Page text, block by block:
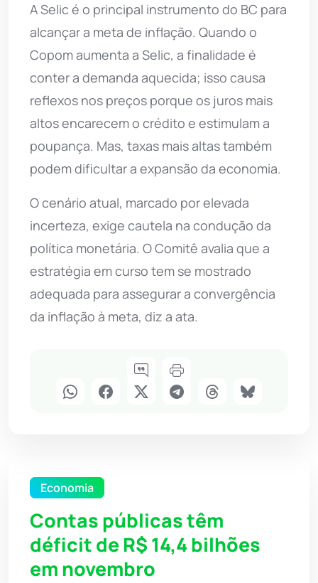
A Selic é o principal instrumento do BC para
alcançar a meta de inflação. Quando o
Copom aumenta a Selic, a finalidade é
conter a demanda aquecida; isso causa
reflexos nos preços porque os juros mais
altos encarecem o crédito e estimulam a
poupança. Mas, taxas mais altas também
podem dificultar a expansão da economia.
O cenário atual, marcado por elevada
incerteza, exige cautela na condução da
política monetária. O Comitê avalia que a
estratégia em curso tem se mostrado
adequada para assegurar a convergência
da inflação à meta, diz a ata.
Economia
Contas públicas têm
déficit de R$ 14,4 bilhões
em novembro